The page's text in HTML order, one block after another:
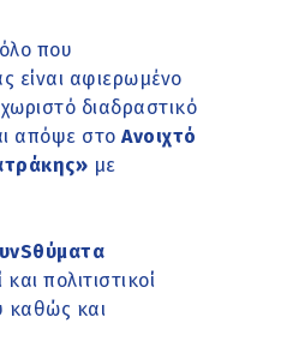
που
είναι αφιερωμένο
διαδραστικό
απόψε στο Ανοιχτό
με
πολιτιστικοί
καθώς και